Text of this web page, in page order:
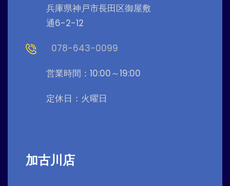
兵庫県神戸市長田区御屋敷
通6-2-12
078-643-0099
営業時間：10:00～19:00
定休日：火曜日
加古川店